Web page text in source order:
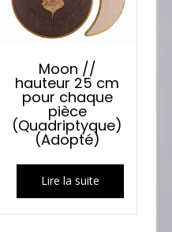
Moon //
hauteur 25 cm
pour chaque
pièce
(Quadriptyque)
(Adopté)
Lire la suite